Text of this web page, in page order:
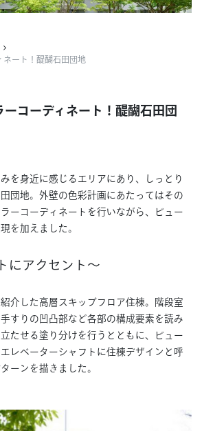
連載
タグ一覧
ネート！醍醐石田団地
ーコーディネート！醍醐石田団
を身近に感じるエリアにあり、しっとり
団地。外壁の色彩計画にあたってはその
ーコーディネートを行いながら、ビュー
を加えました。
にアクセント～
介した高層スキップフロア住棟。階段室
すりの凹凸部など各部の構成要素を読み
たせる塗り分けを行うとともに、ビュー
レベーターシャフトに住棟デザインと呼
ーンを描きました。